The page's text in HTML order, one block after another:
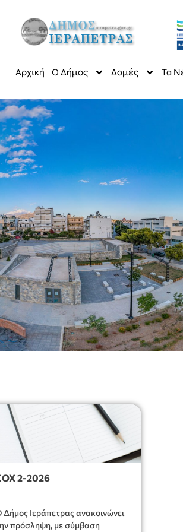
Αρχική Ο Δήμος Δομές Τα
2-2026
Δήμος Ιεράπετρας ανακοινώνει
πρόσληψη, με σύμβαση